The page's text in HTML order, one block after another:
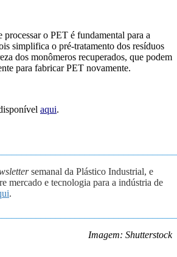
processar o PET é fundamental para a
simplifica o pré-tratamento dos resíduos
dos monômeros recuperados, que podem
para fabricar PET novamente.
aqui.
semanal da Plástico Industrial, e
mercado e tecnologia para a indústria de
.
Imagem: Shutterstock